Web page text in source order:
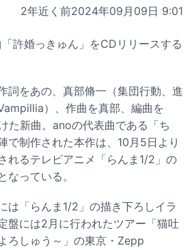
2年近く前2024年09月09日 9:01
許婚っきゅん」をCDリリースする
詞をあの、真部脩一（集団行動、進
）、作曲を真部、編曲を
た新曲。anoの代表曲である「ち
で制作された本作は、10月5日より
れるテレビアニメ「らんま1/2」の
なっている。
は「らんま1/2」の描き下ろしイラ
盤には2月に行われたツアー「猫吐
ろしゅう～」の東京・Zepp